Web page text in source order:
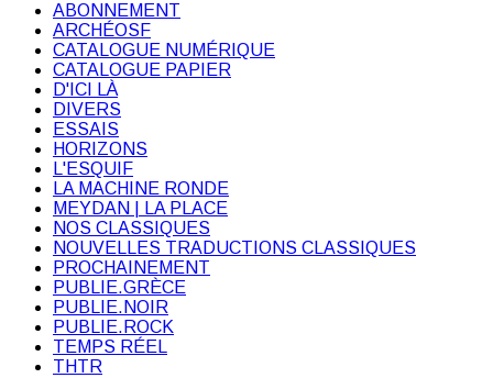
ABONNEMENT
ARCHÉOSF
CATALOGUE NUMÉRIQUE
CATALOGUE PAPIER
D'ICI LÀ
DIVERS
ESSAIS
HORIZONS
L'ESQUIF
LA MACHINE RONDE
MEYDAN | LA PLACE
NOS CLASSIQUES
NOUVELLES TRADUCTIONS CLASSIQUES
PROCHAINEMENT
PUBLIE.GRÈCE
PUBLIE.NOIR
PUBLIE.ROCK
TEMPS RÉEL
THTR